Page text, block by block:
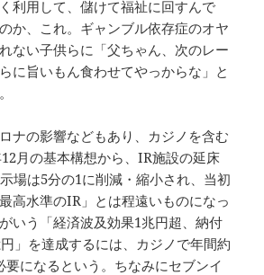
利用して、儲けて福祉に回すんで
か、これ。ギャンブル依存症のオヤ
ない子供らに「父ちゃん、次のレー
に旨いもん食わせてやっからな」と
ナの影響などもあり、カジノを含む
月の基本構想から、IR施設の延床
場は5分の1に削減・縮小され、当初
高水準のIR」とは程遠いものになっ
いう「経済波及効果1兆円超、納付
」を達成するには、カジノで年間約
要になるという。ちなみにセブンイ